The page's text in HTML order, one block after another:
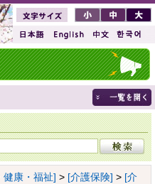
健康・福祉] > [介護保険] > [介